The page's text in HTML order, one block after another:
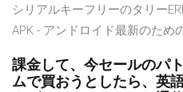
シリアルキーフリーのタリー
APK - アンドロイド最新のため
課金して、今セールのパ
ムで買おうとしたら、英